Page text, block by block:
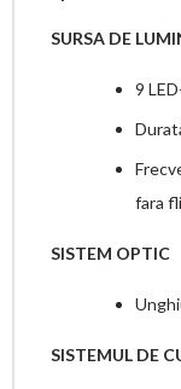
SURSA DE
9
fara
SISTEM OPTIC
SISTEMUL DE